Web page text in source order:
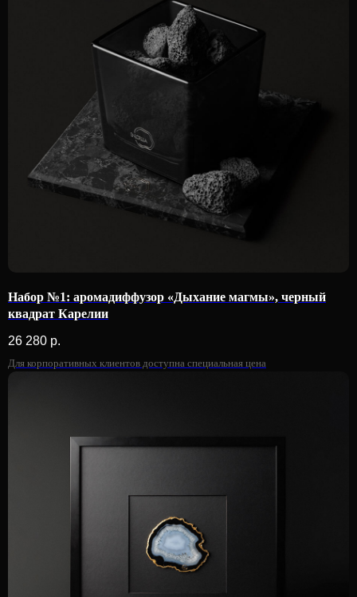
Набор №1: аромадиффузор «Дыхание магмы», черный
квадрат Карелии
26 280 р.
Для корпоративных клиентов доступна специальная цена